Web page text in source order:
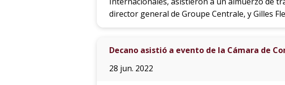
director general de Groupe Centrale, y Gilles
Decano asistió a evento de la Cámara de
28 jun. 2022